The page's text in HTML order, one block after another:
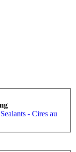
Sealants - Cires au